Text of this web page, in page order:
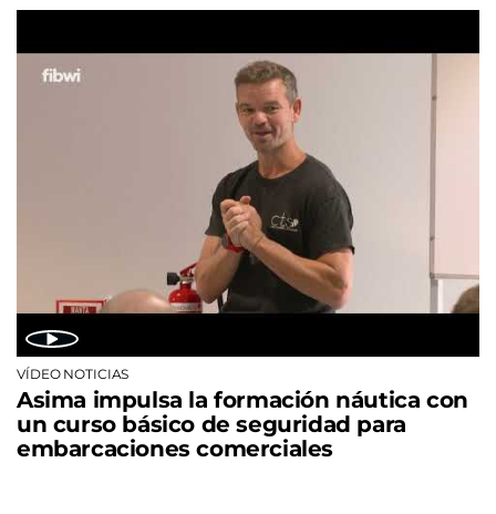
VÍDEO NOTICIAS
Asima impulsa la formación náutica con
un curso básico de seguridad para
embarcaciones comerciales